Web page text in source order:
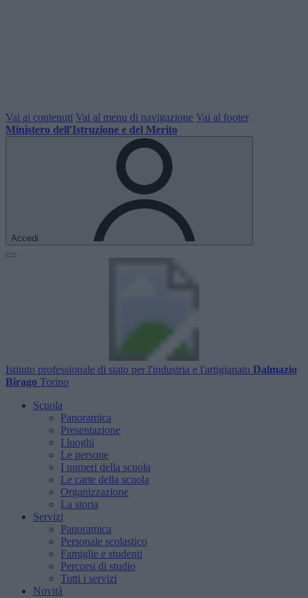
Vai ai contenuti Vai al menu di navigazione Vai al footer
Ministero dell'Istruzione e del Merito
Accedi
Istituto professionale di stato per l'industria e l'artigianato Dalmazio
Birago Torino
Scuola
Panoramica
Presentazione
I luoghi
Le persone
I numeri della scuola
Le carte della scuola
Organizzazione
La storia
Servizi
Panoramica
Personale scolastico
Famiglie e studenti
Percorsi di studio
Tutti i servizi
Novità